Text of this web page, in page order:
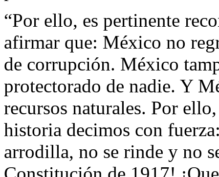
“Por ello, es pertinente
afirmar que: México no
de corrupción. México
protectorado de nadie. Y
recursos naturales. Por
historia decimos con
arrodilla, no se rinde y no